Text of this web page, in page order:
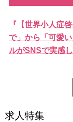
『【世界小人症
で」から「可愛
ルがSNSで実感
求人特集